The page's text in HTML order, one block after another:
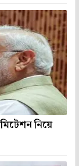
নিয়ে